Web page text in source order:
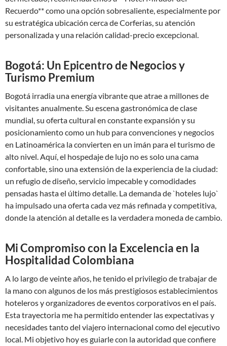
Recuerdo** como una opción sobresaliente, especialmente por
su estratégica ubicación cerca de Corferias, su atención
personalizada y una relación calidad-precio excepcional.
Bogotá: Un Epicentro de Negocios y
Turismo Premium
Bogotá irradia una energía vibrante que atrae a millones de
visitantes anualmente. Su escena gastronómica de clase
mundial, su oferta cultural en constante expansión y su
posicionamiento como un hub para convenciones y negocios
en Latinoamérica la convierten en un imán para el turismo de
alto nivel. Aquí, el hospedaje de lujo no es solo una cama
confortable, sino una extensión de la experiencia de la ciudad:
un refugio de diseño, servicio impecable y comodidades
pensadas hasta el último detalle. La demanda de `hoteles lujo`
ha impulsado una oferta cada vez más refinada y competitiva,
donde la atención al detalle es la verdadera moneda de cambio.
Mi Compromiso con la Excelencia en la
Hospitalidad Colombiana
A lo largo de veinte años, he tenido el privilegio de trabajar de
la mano con algunos de los más prestigiosos establecimientos
hoteleros y organizadores de eventos corporativos en el país.
Esta trayectoria me ha permitido entender las expectativas y
necesidades tanto del viajero internacional como del ejecutivo
local. Mi objetivo hoy es guiarle con la autoridad que confiere